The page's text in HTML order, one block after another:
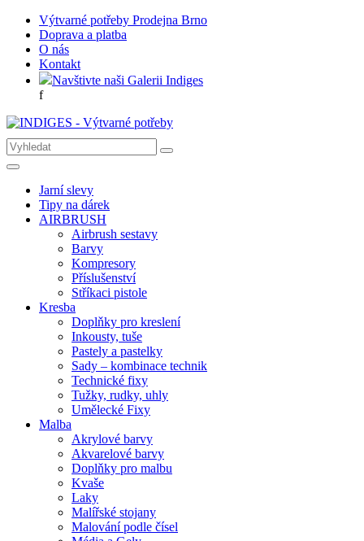
Výtvarné potřeby Prodejna Brno
Doprava a platba
O nás
Kontakt
Navštivte naši Galerii Indiges
f
Jarní slevy
Tipy na dárek
AIRBRUSH
Airbrush sestavy
Barvy
Kompresory
Příslušenství
Stříkaci pistole
Kresba
Doplňky pro kreslení
Inkousty, tuše
Pastely a pastelky
Sady – kombinace technik
Technické fixy
Tužky, rudky, uhly
Umělecké Fixy
Malba
Akrylové barvy
Akvarelové barvy
Doplňky pro malbu
Kvaše
Laky
Malířské stojany
Malování podle čísel